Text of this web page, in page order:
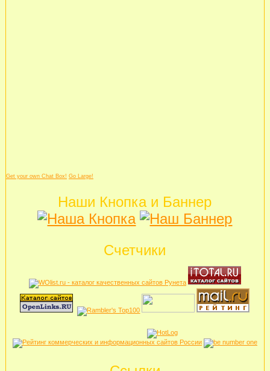
Get your own Chat Box! Go Large!
Наши Кнопка и Баннер
Счетчики